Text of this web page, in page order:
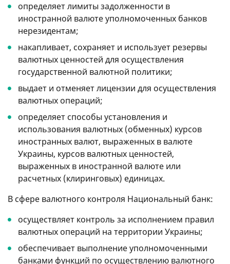
определяет лимиты задолженности в
иностранной валюте уполномоченных банков
нерезидентам;
накапливает, сохраняет и использует резервы
валютных ценностей для осуществления
государственной валютной политики;
выдает и отменяет лицензии для осуществления
валютных операций;
определяет способы установления и
использования валютных (обменных) курсов
иностранных валют, выраженных в валюте
Украины, курсов валютных ценностей,
выраженных в иностранной валюте или
расчетных (клиринговых) единицах.
В сфере валютного контроля Национальный банк:
осуществляет контроль за исполнением правил
валютных операций на территории Украины;
обеспечивает выполнение уполномоченными
банками функций по осуществлению валютного